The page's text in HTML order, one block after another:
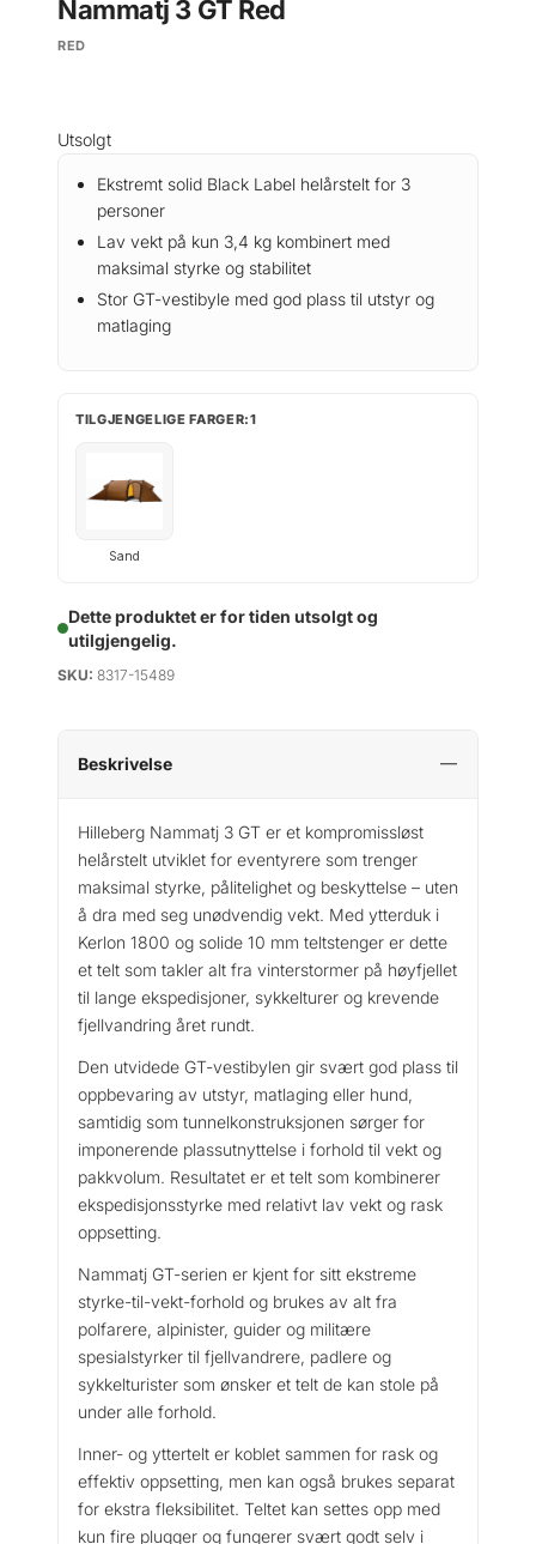
Nammatj 3 GT Red
RED
Utsolgt
Ekstremt solid Black Label helårstelt for 3
personer
Lav vekt på kun 3,4 kg kombinert med
maksimal styrke og stabilitet
Stor GT-vestibyle med god plass til utstyr og
matlaging
TILGJENGELIGE FARGER:1
Sand
Dette produktet er for tiden utsolgt og
utilgjengelig.
SKU: 8317-15489
Beskrivelse
Hilleberg Nammatj 3 GT er et kompromissløst
helårstelt utviklet for eventyrere som trenger
maksimal styrke, pålitelighet og beskyttelse – uten
å dra med seg unødvendig vekt. Med ytterduk i
Kerlon 1800 og solide 10 mm teltstenger er dette
et telt som takler alt fra vinterstormer på høyfjellet
til lange ekspedisjoner, sykkelturer og krevende
fjellvandring året rundt.
Den utvidede GT-vestibylen gir svært god plass til
oppbevaring av utstyr, matlaging eller hund,
samtidig som tunnelkonstruksjonen sørger for
imponerende plassutnyttelse i forhold til vekt og
pakkvolum. Resultatet er et telt som kombinerer
ekspedisjonsstyrke med relativt lav vekt og rask
oppsetting.
Nammatj GT-serien er kjent for sitt ekstreme
styrke-til-vekt-forhold og brukes av alt fra
polfarere, alpinister, guider og militære
spesialstyrker til fjellvandrere, padlere og
sykkelturister som ønsker et telt de kan stole på
under alle forhold.
Inner- og yttertelt er koblet sammen for rask og
effektiv oppsetting, men kan også brukes separat
for ekstra fleksibilitet. Teltet kan settes opp med
kun fire plugger og fungerer svært godt selv i